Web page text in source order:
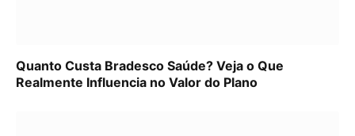
Quanto Custa Bradesco Saúde? Veja o Que
Realmente Influencia no Valor do Plano